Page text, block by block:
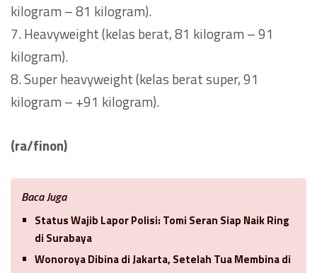
kilogram – 81 kilogram).
7. Heavyweight (kelas berat, 81 kilogram – 91
kilogram).
8. Super heavyweight (kelas berat super, 91
kilogram – +91 kilogram).
(ra/finon)
Baca Juga
Status Wajib Lapor Polisi: Tomi Seran Siap Naik Ring
di Surabaya
Wonoroya Dibina di Jakarta, Setelah Tua Membina di